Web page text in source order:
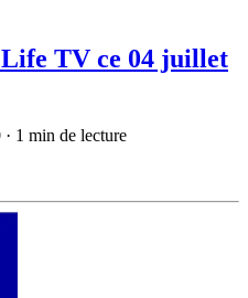
TV ce 04 juillet
· 1 min de lecture